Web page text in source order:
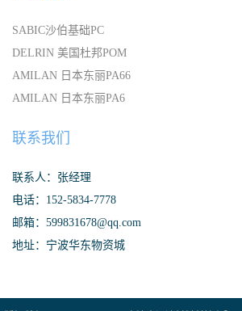
SABIC沙伯基础PC
DELRIN 美国杜邦POM
AMILAN 日本东丽PA66
AMILAN 日本东丽PA6
联系我们
联系人：张经理
电话：152-5834-7778
邮箱：599831678@qq.com
地址：宁波华东物资城